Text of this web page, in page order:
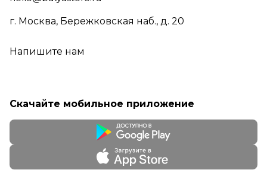
г. Москва, Бережковская наб., д. 20
Напишите нам
Скачайте мобильное приложение